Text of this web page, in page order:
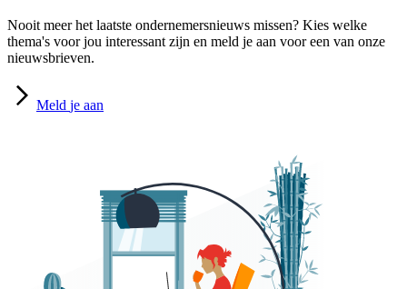
Nooit meer het laatste ondernemersnieuws missen? Kies welke
thema's voor jou interessant zijn en meld je aan voor een van onze
nieuwsbrieven.
Meld je aan